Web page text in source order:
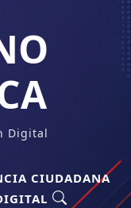
Digital
CIUDADANA